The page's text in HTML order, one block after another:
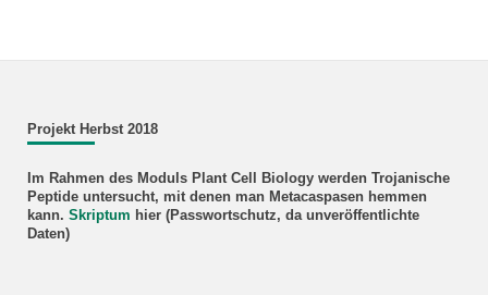
Projekt Herbst 2018
Im Rahmen des Moduls Plant Cell Biology werden Trojanische
Peptide untersucht, mit denen man Metacaspasen hemmen
kann. Skriptum hier (Passwortschutz, da unveröffentlichte
Daten)